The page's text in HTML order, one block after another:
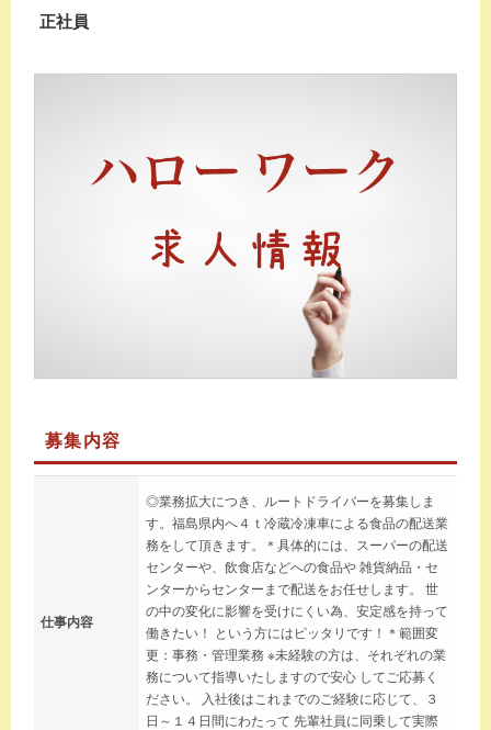
正社員
募集内容
仕事内容
◎業務拡大につき、ルートドライバーを募集しま
す。福島県内へ４ｔ冷蔵冷凍車による食品の配送業
務をして頂きます。＊具体的には、スーパーの配送
センターや、飲食店などへの食品や 雑貨納品・セ
ンターからセンターまで配送をお任せします。 世
の中の変化に影響を受けにくい為、安定感を持って
働きたい！ という方にはピッタリです！＊範囲変
更：事務・管理業務 ※未経験の方は、それぞれの業
務について指導いたしますので安心 してご応募く
ださい。 入社後はこれまでのご経験に応じて、３
日～１４日間にわたって 先輩社員に同乗して実際